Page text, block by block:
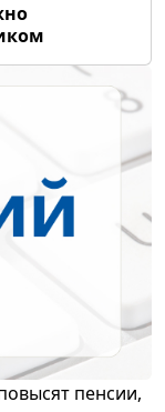
пенсии,